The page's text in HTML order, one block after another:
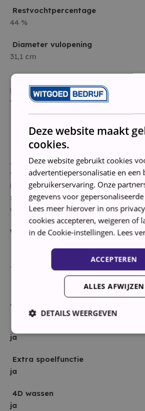
Restvochtpercentage
44 %
Diameter vulopening
31,1 cm
Wasvoorkeuren
Extra snel (<60 min), Gevoelige huid,
Vermindert slijtage, Zuinig met
Functionele kenmerken
Gebruiksgemak
Automatisch uitschakelen,
wasmiddeldosering, Bediening via
Kledingbeschermende trommel,
Startuitstel, Stoomfunctie,
wasmiddellade, [Beladingssensor]
Wasfuncties
Topklasse
Kleding beschermende trommel
Ja
ja
Extra spoelfunctie
ja
4D wassen
ja
Deze website maakt
cookies.
Deze website gebruikt cookies
advertentiepersonalisatie en een
gebruikerservaring. Onze
gegevens voor
Lees meer hierover in ons
cookies accepteren, weigeren of
in de Cookie-instellingen. Lees
ACCEPTEREN
ALLES AFWIJZEN
DETAILS WEERGEVEN
van de website mogelijk, zoals